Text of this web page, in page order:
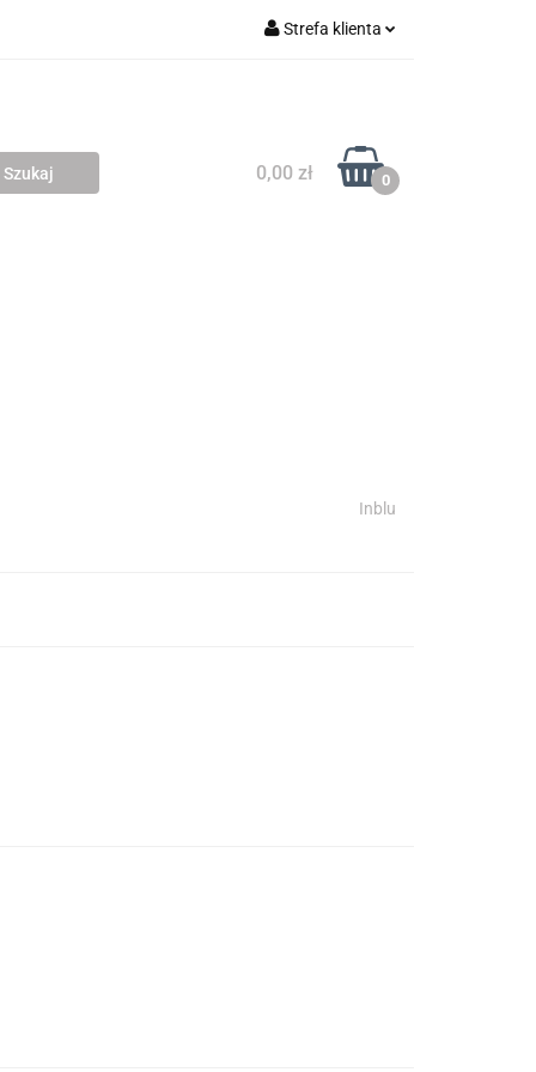
Strefa klienta
Dodaj zgłoszenie
0,00 zł 0
Inblu